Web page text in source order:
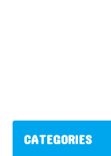
CATEGORIES